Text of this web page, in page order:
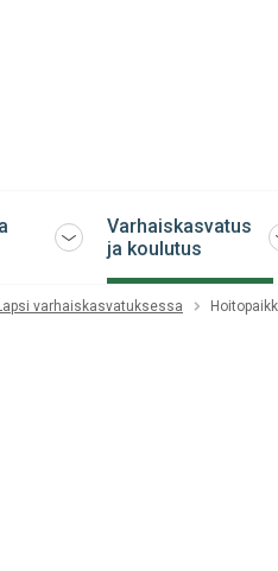
Avaa
sulje
Varhaiskasvatus
ja koulutus
varhaiskasvatuksessa